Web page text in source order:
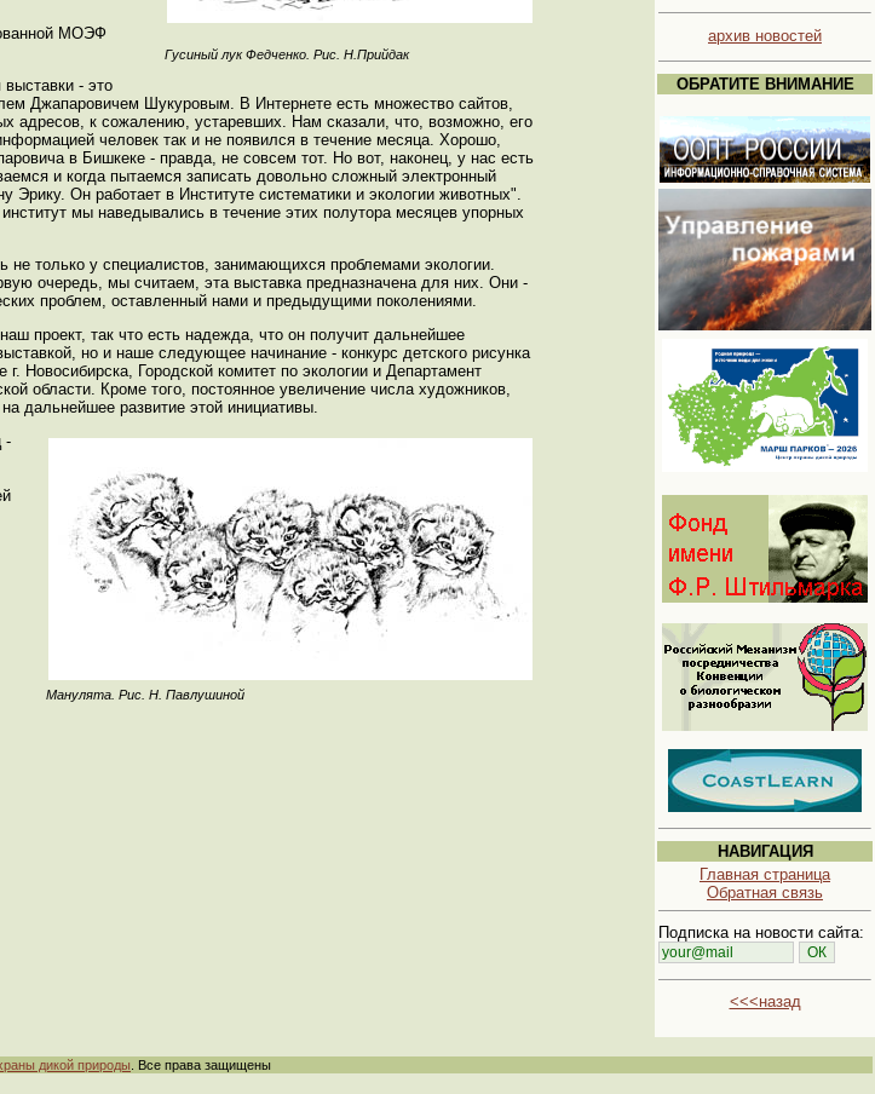
Гусиный лук Федченко. Рис. Н.Прийдак
МОЭФ
- это
Джапаровичем Шукуровым. В Интернете есть множество сайтов,
адресов, к сожалению, устаревших. Нам сказали, что, возможно, его
человек так и не появился в течение месяца. Хорошо,
в Бишкеке - правда, не совсем тот. Но вот, наконец, у нас есть
и когда пытаемся записать довольно сложный электронный
Он работает в Институте систематики и экологии животных".
мы наведывались в течение этих полутора месяцев упорных
не только у специалистов, занимающихся проблемами экологии.
очередь, мы считаем, эта выставка предназначена для них. Они -
проблем, оставленный нами и предыдущими поколениями.
проект, так что есть надежда, что он получит дальнейшее
но и наше следующее начинание - конкурс детского рисунка
Новосибирска, Городской комитет по экологии и Департамент
области. Кроме того, постоянное увеличение числа художников,
дальнейшее развитие этой инициативы.
Манулята. Рис. Н. Павлушиной
-
архив новостей
ОБРАТИТЕ ВНИМАНИЕ
НАВИГАЦИЯ
Главная страница
Обратная связь
Подписка на новости сайта:
<<<назад
дикой природы . Все права защищены